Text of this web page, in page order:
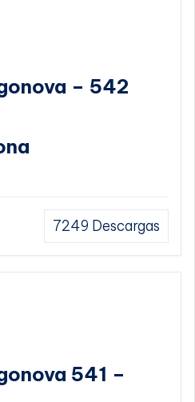
– 542
7249 Descargas
541 –